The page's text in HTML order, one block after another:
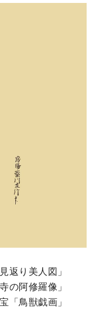
返り美人図」
の阿修羅像」
「鳥獣戯画」